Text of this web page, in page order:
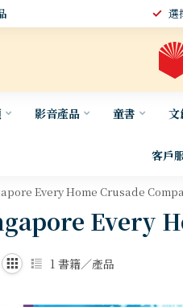
選
影音產品 童書 文
客戶
Every Home Crusade
Every
1 書籍／產品